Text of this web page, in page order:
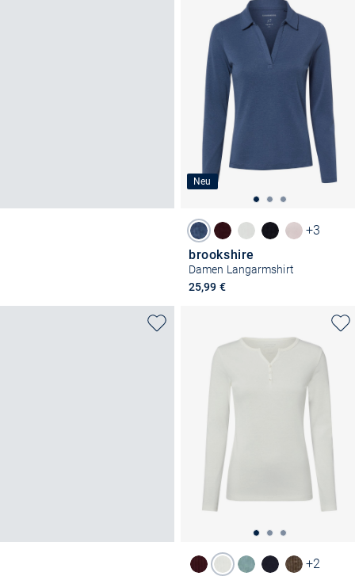
Neu
+3
brookshire
Damen Langarmshirt
25,99 €
+2